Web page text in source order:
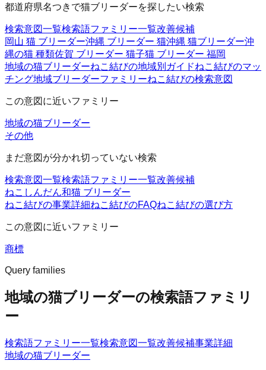
都道府県名つきで猫ブリーダーを探したい検索
検索意図一覧検索語ファミリー一覧改善候補
岡山 猫 ブリーダー沖縄 ブリーダー 猫沖縄 猫ブリーダー沖
縄の猫 種類佐賀 ブリーダー 猫子猫 ブリーダー 福岡
地域の猫ブリーダーねこ結びの地域別ガイドねこ結びのマッ
チング地域ブリーダーファミリーねこ結びの検索意図
この意図に近いファミリー
地域の猫ブリーダー
その他
まだ意図が分かれ切っていない検索
検索意図一覧検索語ファミリー一覧改善候補
ねこしんだん和猫 ブリーダー
ねこ結びの事業詳細ねこ結びのFAQねこ結びの選び方
この意図に近いファミリー
商標
Query families
地域の猫ブリーダーの検索語ファミリ
ー
検索語ファミリー一覧検索意図一覧改善候補事業詳細
地域の猫ブリーダー